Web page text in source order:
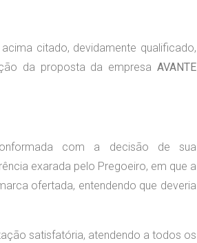
citado, devidamente qualificado,
da proposta da empresa AVANTE
com a decisão de sua
exarada pelo Pregoeiro, em que a
ofertada, entendendo que deveria
satisfatória, atendendo a todos os